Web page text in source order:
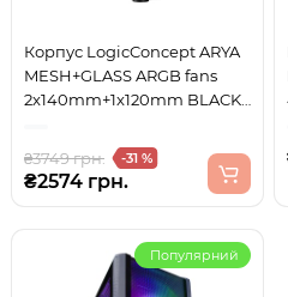
Корпус LogicConcept ARYA
MESH+GLASS ARGB fans
2x140mm+1x120mm BLACK
₴3749 грн.
-31 %
₴2574 грн.
Популярний